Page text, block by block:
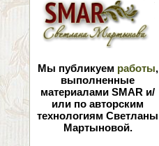
Мы публикуем работы,
выполненные
материалами SMAR и/
или по авторским
технологиям Светланы
Мартыновой.